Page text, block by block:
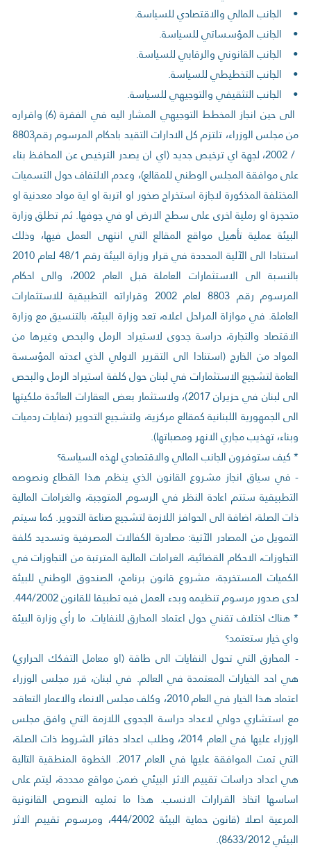
• الجانب المالي والاقتصادي للسياسة.
• الجانب المؤسساتي للسياسة.
• الجانب القانوني والرقابي للسياسة.
• الجانب التخطيطي للسياسة.
• الجانب التثقيفي والتوجيهي للسياسة.
الى حين انجاز المخطط التوجيهي المشار اليه في الفقرة (6) واقراره
من مجلس الوزراء، تلتزم كل الادارات التقيد باحكام المرسوم رقم8803
/ 2002، لجهة اي ترخيص جديد (اي ان يصدر الترخيص عن المحافظ بناء
على موافقة المجلس الوطني للمقالع)، وعدم الالتفاف حول التسميات
المختلفة المذكورة لاجازة استخراج صخور او اتربة او اية مواد معدنية او
متحجرة او رملية اخرى على سطح الارض او في جوفها. ثم تطلق وزارة
البيئة عملية تأهيل مواقع المقالع التي انتهى العمل فيها، وذلك
استنادا الى الآلية المحددة في قرار وزارة البيئة رقم 48/1 لعام 2010
بالنسبة الى الاستثمارات العاملة قبل العام 2002، والى احكام
المرسوم رقم 8803 لعام 2002 وقراراته التطبيقية للاستثمارات
العاملة. في موازاة المراحل اعلاه، تعد وزارة البيئة، بالتنسيق مع وزارة
الاقتصاد والتجارة، دراسة جدوى لاستيراد الرمل والبحص وغيرها من
المواد من الخارج (استنادا الى التقرير الاولي الذي اعدته المؤسسة
العامة لتشجيع الاستثمارات في لبنان حول كلفة استيراد الرمل والبحص
الى لبنان في حزيران 2017)، ولاستثمار بعض العقارات العائدة ملكيتها
الى الجمهورية اللبنانية كمقالع مركزية، ولتشجيع التدوير (نفايات ردميات
وبناء، تهذيب مجاري الانهر ومصباتها).
* كيف ستوفرون الجانب المالي والاقتصادي لهذه السياسة؟
- في سياق انجاز مشروع القانون الذي ينظم هذا القطاع ونصوصه
التطبيقية ستتم اعادة النظر في الرسوم المتوجبة، والغرامات المالية
ذات الصلة، اضافة الى الحوافز اللازمة لتشجيع صناعة التدوير. كما سيتم
التمويل من المصادر الآتية: مصادرة الكفالات المصرفية وتسديد كلفة
التجاوزات، الاحكام القضائية، الغرامات المالية المترتبة من التجاوزات في
الكميات المستخرجة، مشروع قانون برنامج، الصندوق الوطني للبيئة
لدى صدور مرسوم تنظيمه وبدء العمل فيه تطبيقا للقانون 444/2002.
* هناك اختلاف تقني حول اعتماد المحارق للنفايات. ما رأي وزارة البيئة
واي خيار ستعتمد؟
- المحارق التي تحول النفايات الى طاقة (او معامل التفكك الحراري)
هي احد الخيارات المعتمدة في العالم. في لبنان، قرر مجلس الوزراء
اعتماد هذا الخيار في العام 2010، وكلف مجلس الانماء والاعمار التعاقد
مع استشاري دولي لاعداد دراسة الجدوى اللازمة التي وافق مجلس
الوزراء عليها في العام 2014، وطلب اعداد دفاتر الشروط ذات الصلة،
التي تمت الموافقة عليها في العام 2017. الخطوة المنطقية التالية
هي اعداد دراسات تقييم الاثر البيئي ضمن مواقع محددة، ليتم على
اساسها اتخاذ القرارات الانسب. هذا ما تمليه النصوص القانونية
المرعية اصلا (قانون حماية البيئة 444/2002، ومرسوم تقييم الاثر
البيئي 8633/2012).